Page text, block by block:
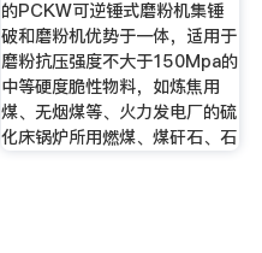
的PCKW可逆锤式磨粉机集锤
破和磨粉机优势于一体，适用于
磨粉抗压强度不大于150Mpa的
中等硬度脆性物料，如炼焦用
煤、无烟煤等、火力发电厂的硫
化床锅炉所用燃煤、煤矸石、石